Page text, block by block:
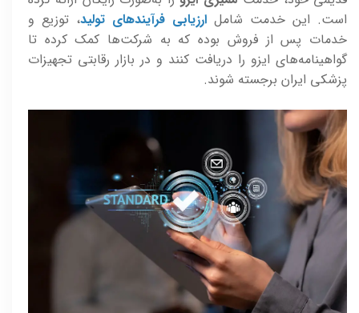
است. این خدمت شامل ارزیابی فرآیندهای تولید، توزیع و
خدمات پس از فروش بوده که به شرکت‌ها کمک کرده تا
گواهینامه‌های ایزو را دریافت کنند و در بازار رقابتی تجهیزات
پزشکی ایران برجسته شوند.